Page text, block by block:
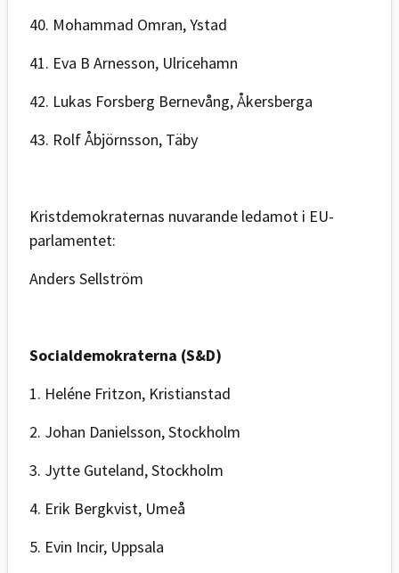
40. Mohammad Omran, Ystad
41. Eva B Arnesson, Ulricehamn
42. Lukas Forsberg Bernevång, Åkersberga
43. Rolf Åbjörnsson, Täby
Kristdemokraternas nuvarande ledamot i EU-
parlamentet:
Anders Sellström
Socialdemokraterna (S&D)
1. Heléne Fritzon, Kristianstad
2. Johan Danielsson, Stockholm
3. Jytte Guteland, Stockholm
4. Erik Bergkvist, Umeå
5. Evin Incir, Uppsala